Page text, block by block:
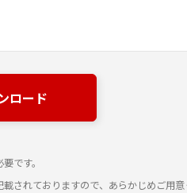
ロード
です。
されておりますので、あらかじめご用